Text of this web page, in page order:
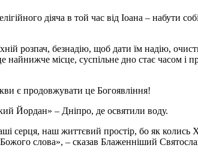
діяча в той час від Іоана – набути
розпач, безнадію, щоб дати їм надію,
місце, суспільне дно стає часом
є продовжувати це Богоявління!
Йордан» – Дніпро, де освятили воду.
наш життєвий простір, бо як колись
слова», – сказав Блаженніший